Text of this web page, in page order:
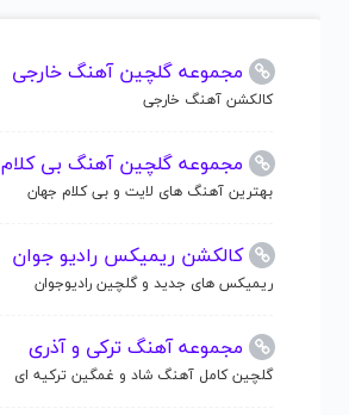
مجموعه گلچین آهنگ خارجی
کالکشن آهنگ خارجی
مجموعه گلچین آهنگ بی کلام
بهترین آهنگ های لایت و بی کلام جهان
کالکشن ریمیکس رادیو جوان
ریمیکس های جدید و گلچین رادیوجوان
مجموعه آهنگ ترکی و آذری
گلچین کامل آهنگ شاد و غمگین ترکیه ای